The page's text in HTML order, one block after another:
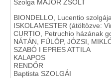
Szolga MAJOR ZSOLT
BIONDELLO, Lucentio szolgája
ISKOLAMESTER (átöltözve:
CURTIO, Petruchio házának
NÁTÁN, FÜLÖP, JÓZSI,
SZABÓ I EPRES ATTILA
KALAPOS
RENDŐR
Baptista SZOLGÁI